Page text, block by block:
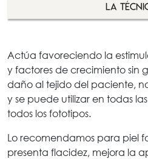
LA
Actúa favoreciendo la
y factores de crecimiento sin
daño al tejido del paciente,
y se puede utilizar en todas
todos los fototipos.
Lo recomendamos para piel
presenta flacidez, mejora la